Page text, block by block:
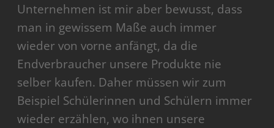
Unternehmen ist mir aber bewusst, dass
man in gewissem Maße auch immer
wieder von vorne anfängt, da die
Endverbraucher unsere Produkte nie
selber kaufen. Daher müssen wir zum
Beispiel Schülerinnen und Schülern immer
wieder erzählen, wo ihnen unsere